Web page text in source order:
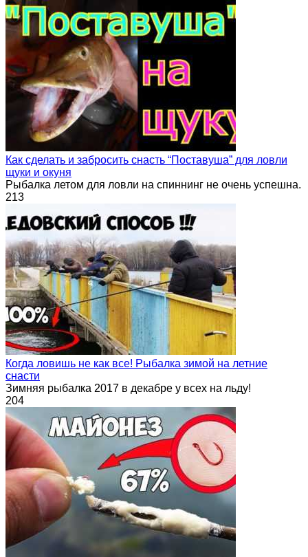
Как сделать и забросить снасть “Поставуша” для ловли
щуки и окуня
Рыбалка летом для ловли на спиннинг не очень успешна.
213
Когда ловишь не как все! Рыбалка зимой на летние
снасти
Зимняя рыбалка 2017 в декабре у всех на льду!
204